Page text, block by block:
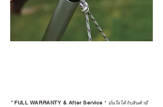
*FULL WARRANTY & After Service * มั่นใจได้กับสินค้ามี